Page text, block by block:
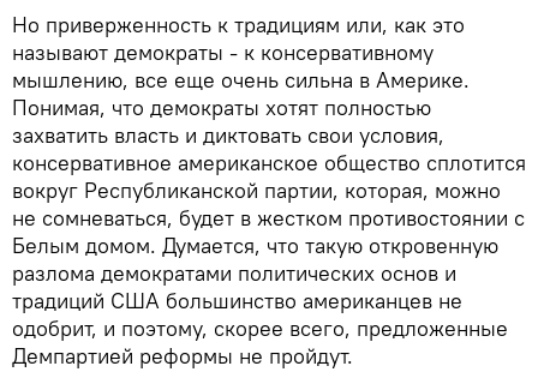
Но приверженность к традициям или, как это
называют демократы - к консервативному
мышлению, все еще очень сильна в Америке.
Понимая, что демократы хотят полностью
захватить власть и диктовать свои условия,
консервативное американское общество сплотится
вокруг Республиканской партии, которая, можно
не сомневаться, будет в жестком противостоянии с
Белым домом. Думается, что такую откровенную
разлома демократами политических основ и
традиций США большинство американцев не
одобрит, и поэтому, скорее всего, предложенные
Демпартией реформы не пройдут.